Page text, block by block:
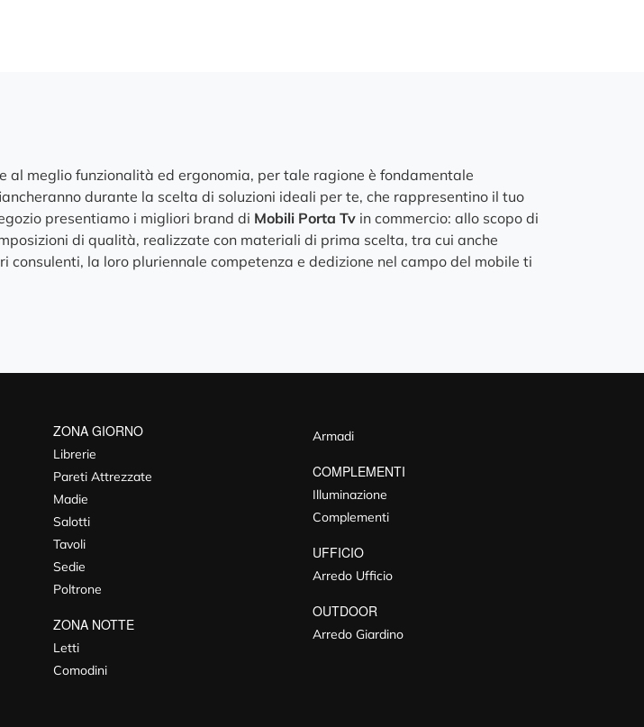
meglio funzionalità ed ergonomia, per tale ragione è fondamentale
durante la scelta di soluzioni ideali per te, che rappresentino il tuo
presentiamo i migliori brand di Mobili Porta Tv in commercio: allo scopo di
di qualità, realizzate con materiali di prima scelta, tra cui anche
la loro pluriennale competenza e dedizione nel campo del mobile ti
ZONA GIORNO
Librerie
Pareti Attrezzate
Madie
Salotti
Tavoli
Sedie
Poltrone
ZONA NOTTE
Letti
Comodini
Armadi
COMPLEMENTI
Illuminazione
Complementi
UFFICIO
Arredo Ufficio
OUTDOOR
Arredo Giardino